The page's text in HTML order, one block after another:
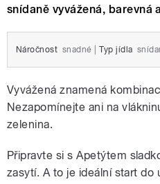
snídaně vyvážená, barevná
Náročnost snadné Typ jídla
Vyvážená znamená
Nezapomínejte ani na
zelenina.
Připravte si s Apetýtem
zasytí. A to je ideální start do